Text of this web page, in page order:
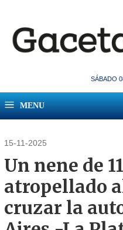
SÁBADO
MENU
15-11-2025
Un nene de
atropellado
cruzar la